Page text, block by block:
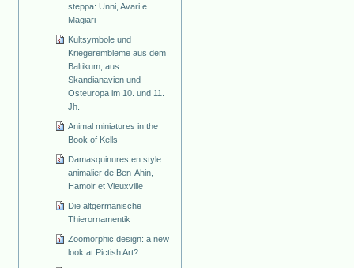
steppa: Unni, Avari e
Magiari
Kultsymbole und
Kriegerembleme aus dem
Baltikum, aus
Skandianavien und
Osteuropa im 10. und 11.
Jh.
Animal miniatures in the
Book of Kells
Damasquinures en style
animalier de Ben-Ahin,
Hamoir et Vieuxville
Die altgermanische
Thierornamentik
Zoomorphic design: a new
look at Pictish Art?